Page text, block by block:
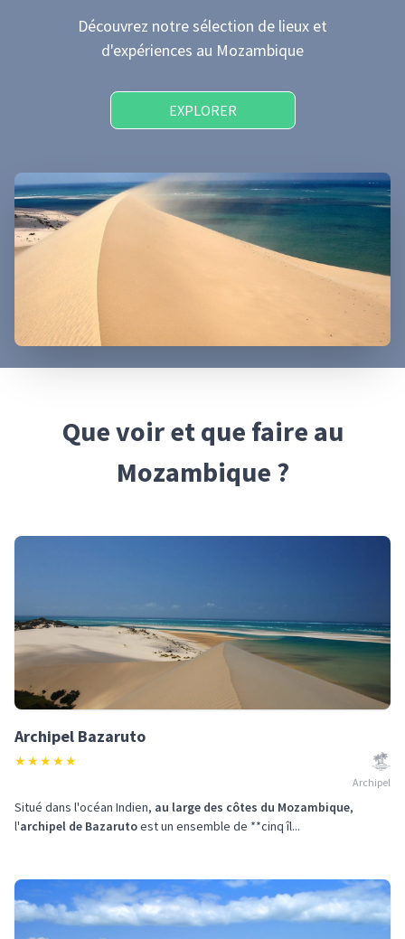
Découvrez notre sélection de lieux et
d'expériences au Mozambique
EXPLORER
Que voir et que faire au
Mozambique ?
Archipel Bazaruto
★★★★★
Archipel
Situé dans l'océan Indien, au large des côtes du Mozambique,
l'archipel de Bazarutoest un ensemble de **cinq îl...